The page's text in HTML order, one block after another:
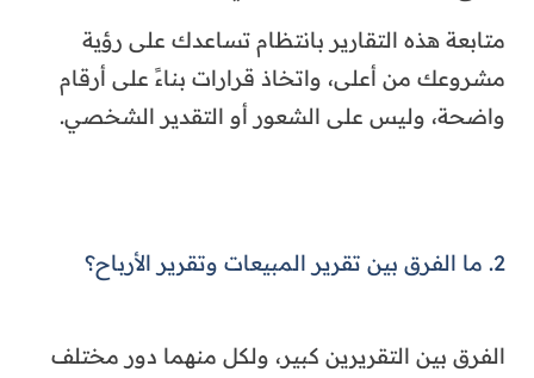
متابعة هذه التقارير بانتظام تساعدك على رؤية
مشروعك من أعلى، واتخاذ قرارات بناءً على أرقام
واضحة، وليس على الشعور أو التقدير الشخصي.
2. ما الفرق بين تقرير المبيعات وتقرير الأرباح؟
الفرق بين التقريرين كبير، ولكل منهما دور مختلف